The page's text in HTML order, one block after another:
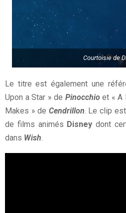
Courtoisie de
Le titre est également une
Upon a Star » de Pinocchioet « A
Makes » de Cendrillon. Le clip
de films animés Disney dont
dans Wish.